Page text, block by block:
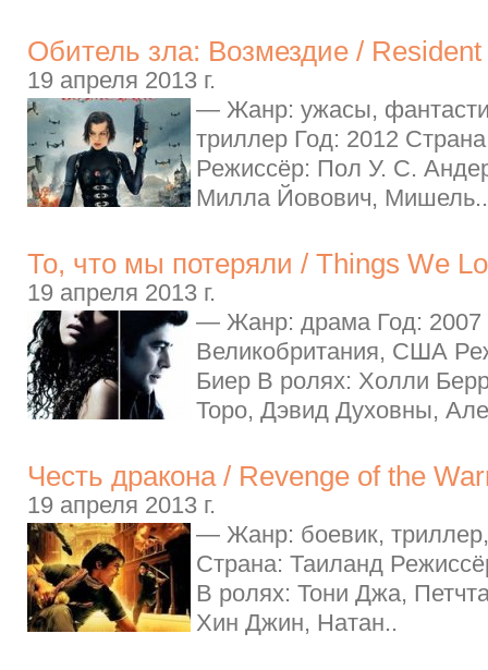
Обитель зла: Возмездие /
19 апреля 2013 г.
— Жанр: ужасы,
триллер Год: 2012
Режиссёр: Пол У. С.
Милла Йовович, Мишель..
То, что мы потеряли / Things We
19 апреля 2013 г.
— Жанр: драма Год: 2007
Великобритания, США
Биер В ролях: Холли
Торо, Дэвид Духовны,
Честь дракона / Revenge of the
19 апреля 2013 г.
— Жанр: боевик,
Страна: Таиланд
В ролях: Тони Джа,
Хин Джин, Натан..